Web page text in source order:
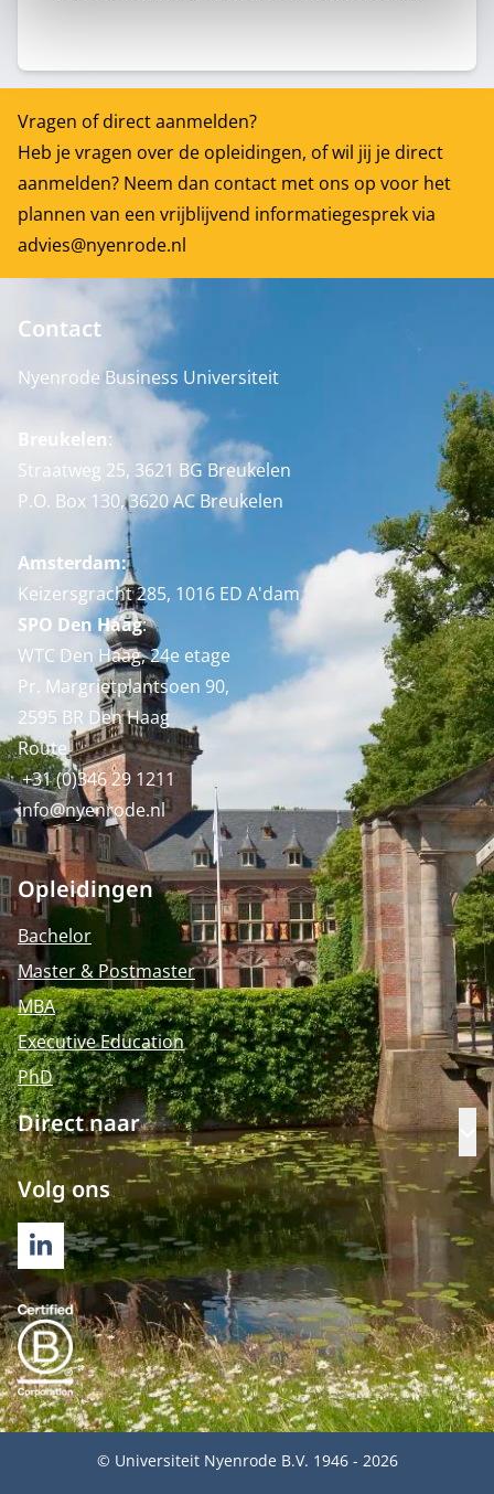
Vragen of direct aanmelden?
Heb je vragen over de opleidingen, of wil jij je direct
aanmelden? Neem dan contact met ons op voor het
plannen van een vrijblijvend informatiegesprek via
advies@nyenrode.nl
Contact
Nyenrode Business Universiteit
Breukelen:
Straatweg 25, 3621 BG Breukelen
P.O. Box 130, 3620 AC Breukelen
Amsterdam:
Keizersgracht 285, 1016 ED A'dam
SPO Den Haag:
WTC Den Haag, 24e etage
Pr. Margrietplantsoen 90,
2595 BR Den Haag
Route
+31 (0)346 29 1211
info@nyenrode.nl
Opleidingen
Bachelor
Master & Postmaster
MBA
Executive Education
PhD
Direct naar
Volg ons
LINKEDIN
© Universiteit Nyenrode B.V. 1946 - 2026